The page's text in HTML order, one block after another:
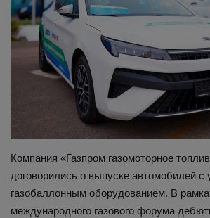
Компания «Газпром газомоторное
договорились о выпуске автомобилей с
газобаллонным оборудованием. В
международного газового форума